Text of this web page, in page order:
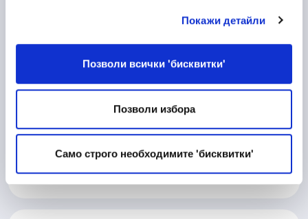
Покажи детайли
Позволи всички 'бисквитки'
Позволи избора
Само строго необходимите 'бисквитки'